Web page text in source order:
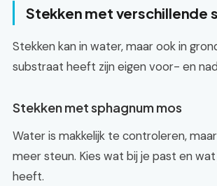
Stekken met verschillende
Stekken kan in water, maar ook in
substraat heeft zijn eigen voor- en
Stekken met sphagnum mos
Water is makkelijk te controleren,
meer steun. Kies wat bij je past en
heeft.